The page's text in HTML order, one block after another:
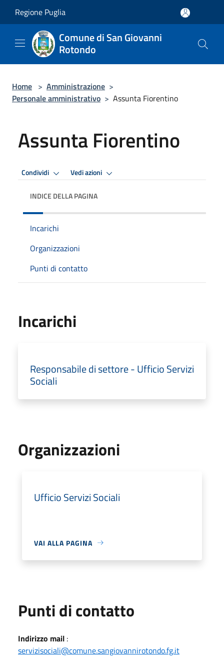
Regione Puglia
Comune di San Giovanni
Rotondo
Home > Amministrazione >
Personale amministrativo > Assunta Fiorentino
Assunta Fiorentino
Condividi Vedi azioni
INDICE DELLA PAGINA
Incarichi
Organizzazioni
Punti di contatto
Incarichi
Responsabile di settore - Ufficio Servizi
Sociali
Organizzazioni
Ufficio Servizi Sociali
VAI ALLA PAGINA
Punti di contatto
Indirizzo mail :
servizisociali@comune.sangiovannirotondo.fg.it